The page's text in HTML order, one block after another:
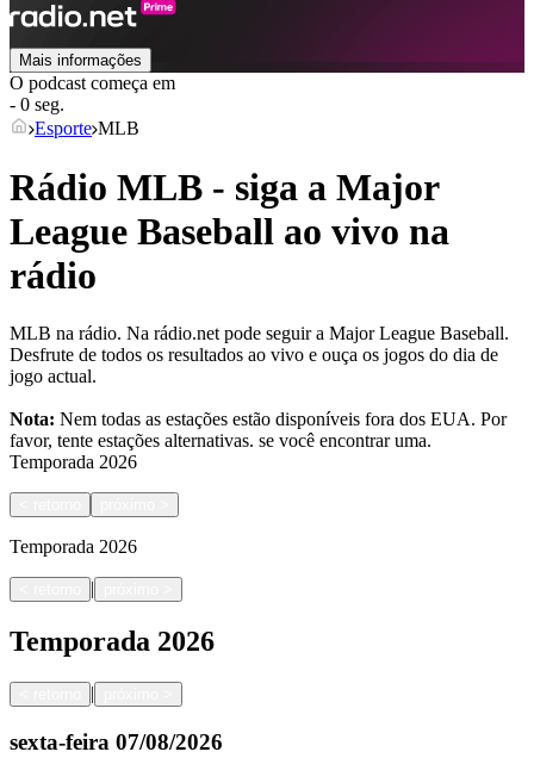
Mais informações
O podcast começa em
- 0 seg.
Esporte MLB
Rádio MLB - siga a Major
League Baseball ao vivo na
rádio
MLB na rádio. Na rádio.net pode seguir a Major League Baseball.
Desfrute de todos os resultados ao vivo e ouça os jogos do dia de
jogo actual.
Nota: Nem todas as estações estão disponíveis fora dos EUA. Por
favor, tente estações alternativas. se você encontrar uma.
Temporada 2026
Temporada 2026
|
Temporada 2026
|
sexta-feira 07/08/2026